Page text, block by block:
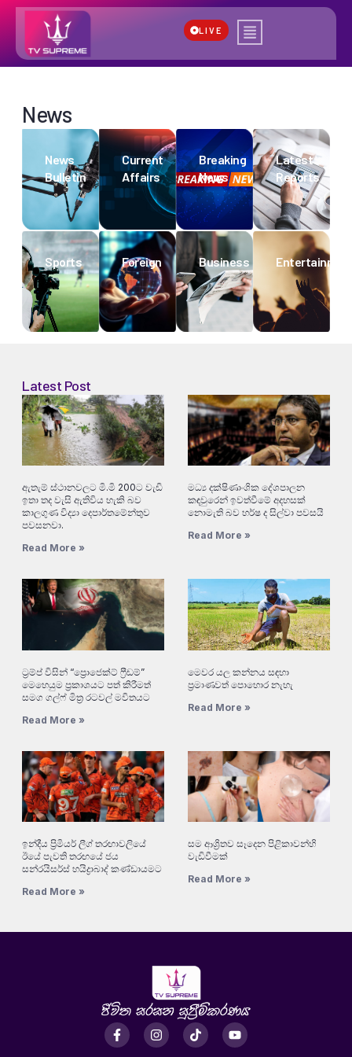
LIVE
News
News
Bulletin
Current
Affairs
Breaking
News
Latest
Reports
Sports Foreign Business
Latest Post
ඇතැම් ස්ථානවලට මි.මි 200ට වැඩි
ඉතා තද වැසි ඇතිවිය හැකි බව
කාලගුණ විද්‍යා දෙපාර්තමේන්තුව
පවසනවා.
Read More »
මධ්‍ය දක්ෂිණාංශික දේශපාලන
කඳවුරෙන් ඉවත්වීමේ අදහසක්
නොමැති බව හර්ෂ ද සිල්වා පවසයි
Read More »
ට්‍රම්ප් විසින් “ප්‍රොජෙක්ට් ෆ්‍රීඩම්”
මෙහෙයුම ප්‍රකාශයට පත් කිරීමත්
සමග ගල්ෆ් මිත්‍ර රටවල් මවිතයට
Read More »
මෙවර යල කන්නය සඳහා
ප්‍රමාණවත් පොහොර නැහැ
Read More »
ඉන්දීය ප්‍රිමියර් ලීග් තරඟාවලියේ
ඊයේ පැවති තරඟයේ ජය
සන්රයිසර්ස් හයිද්‍රාබාද් කණ්ඩායමට
Read More »
සම ආශ්‍රිතව සෑදෙන පිළිකාවන්හි
වැඩිවීමක්
Read More »